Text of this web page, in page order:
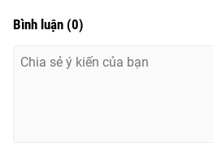
thuận bằng văn bản. Ghi rõ nguồn
thông tin từ website này.
Bình luận (0)